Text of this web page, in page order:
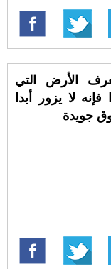
الأرض التي
لا يزور أبدا
جويدة